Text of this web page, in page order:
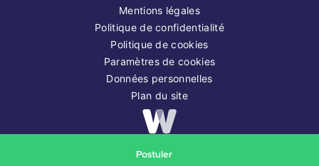
Postuler
Mentions légales
Politique de confidentialité
Politique de cookies
Paramètres de cookies
Données personnelles
Plan du site